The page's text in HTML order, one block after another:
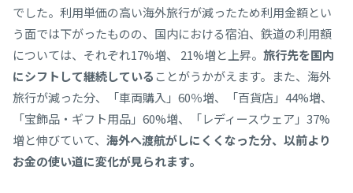
でした。利用単価の高い海外旅行が減ったため利用金額とい
う面では下がったものの、国内における宿泊、鉄道の利用額
については、それぞれ17%増、 21%増と上昇。 旅行先を国内
にシフトして継続している ことがうかがえます。また、海外
旅行が減った分、「車両購入」60％増、「百貨店」44%増、
「宝飾品・ギフト用品」60%増、「レディースウェア」37%
増と伸びていて、 海外へ渡航がしにくくなった分、以前より
お金の使い道に変化が見られます。